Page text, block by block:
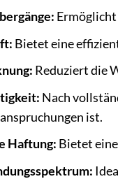
Bietet eine
Reduziert die
Nach
ist.
Haftung: Bietet